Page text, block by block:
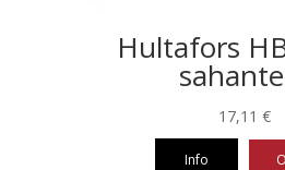
Hultafors
17,11 €
Info